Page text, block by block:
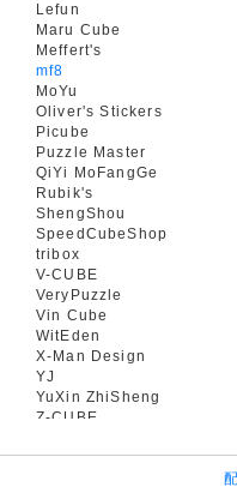
Lefun
Maru Cube
Meffert's
mf8
MoYu
Oliver's Stickers
Picube
Puzzle Master
QiYi MoFangGe
Rubik's
ShengShou
SpeedCubeShop
tribox
V-CUBE
VeryPuzzle
Vin Cube
WitEden
X-Man Design
YJ
YuXin ZhiSheng
Z-CUBE